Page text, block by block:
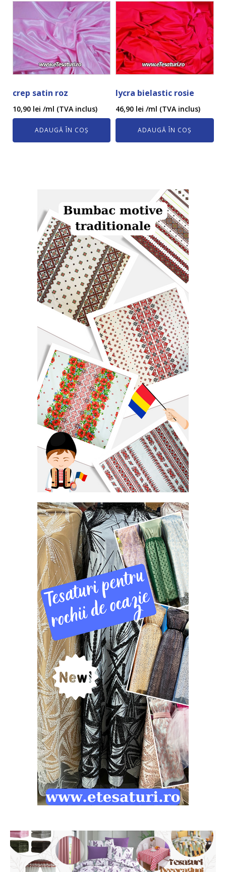
crep satin roz
10,90 lei /ml (TVA inclus)
ADAUGĂ ÎN COȘ
lycra bielastic rosie
46,90 lei /ml (TVA inclus)
ADAUGĂ ÎN COȘ